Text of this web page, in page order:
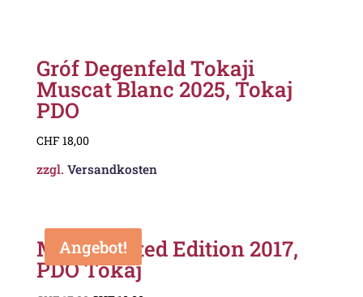
Gróf Degenfeld Tokaji
Muscat Blanc 2025, Tokaj
PDO
CHF 18,00
zzgl. Versandkosten
Angebot!
MÁD Limited Edition 2017,
PDO Tokaj